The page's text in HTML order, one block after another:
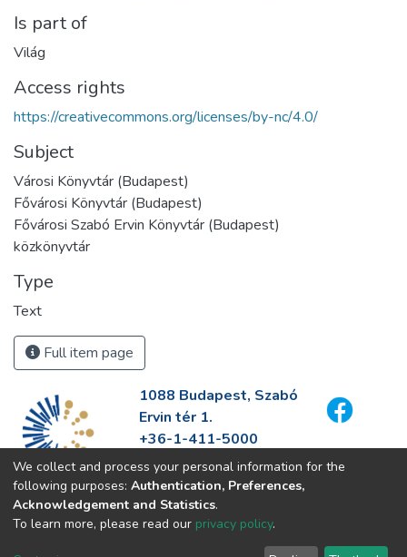
Is part of
Világ
Access rights
https://creativecommons.org/licenses/by-nc/4.0/
Subject
Városi Könyvtár (Budapest)
Fővárosi Könyvtár (Budapest)
Fővárosi Szabó Ervin Könyvtár (Budapest)
közkönyvtár
Type
Text
Full item page
1088 Budapest, Szabó
Ervin tér 1.
+36-1-411-5000
info@fszek.hu
https://fszek.hu
We collect and process your personal information for the
following purposes: Authentication, Preferences,
Acknowledgement and Statistics.
To learn more, please read our privacy policy.